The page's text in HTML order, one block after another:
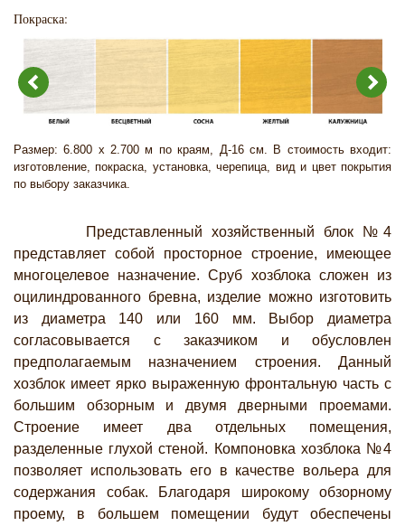
Покраска:
Размер: 6.800 х 2.700 м по краям, Д-16 см. В стоимость входит:
изготовление, покраска, установка, черепица, вид и цвет покрытия
по выбору заказчика.
Представленный хозяйственный блок №4
представляет собой просторное строение, имеющее
многоцелевое назначение. Сруб хозблока сложен из
оцилиндрованного бревна, изделие можно изготовить
из диаметра 140 или 160 мм. Выбор диаметра
согласовывается с заказчиком и обусловлен
предполагаемым назначением строения. Данный
хозблок имеет ярко выраженную фронтальную часть с
большим обзорным и двумя дверными проемами.
Строение имеет два отдельных помещения,
разделенные глухой стеной. Компоновка хозблока №4
позволяет использовать его в качестве вольера для
содержания собак. Благодаря широкому обзорному
проему, в большем помещении будут обеспечены